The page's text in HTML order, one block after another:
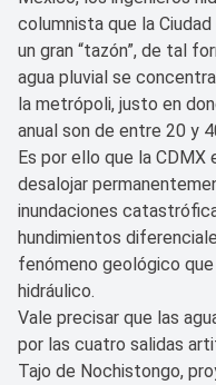
columnista que la
un gran “tazón”, de tal
agua pluvial se
la metrópoli, justo en
anual son de entre 20 y
Es por ello que la
desalojar
inundaciones
hundimientos
fenómeno geológico
hidráulico.
Vale precisar que las
por las cuatro salidas
Tajo de Nochistongo,